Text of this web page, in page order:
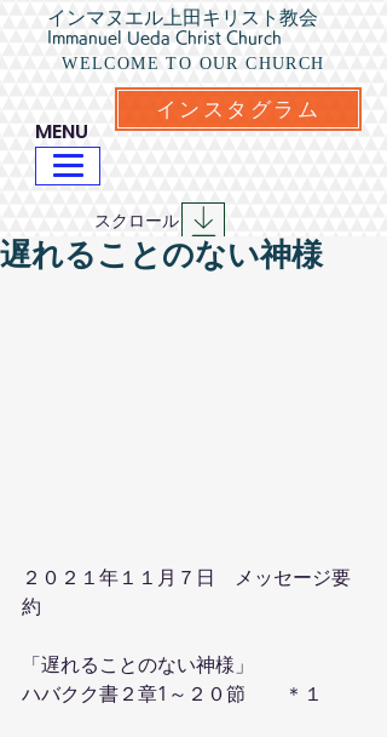
インマヌエル上田キリスト教会
Immanuel Ueda Christ Church
WELCOME TO OUR CHURCH
​MENU
​スクロール
インスタグラム
遅れることのない神様
２０２１年１１月７日　メッセージ要
約
「遅れることのない神様」
ハバクク書２章1～２０節　　＊１